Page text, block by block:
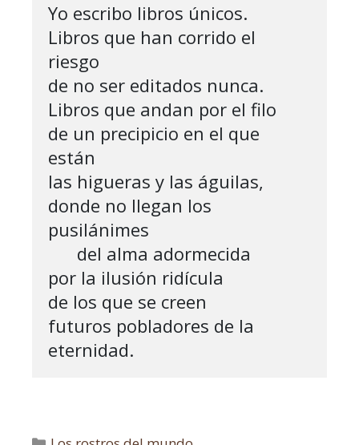
Yo escribo libros únicos.
Libros que han corrido el
riesgo
de no ser editados nunca.
Libros que andan por el filo
de un precipicio en el que
están
las higueras y las águilas,
donde no llegan los
pusilánimes
por la ilusión ridícula
de los que se creen
futuros pobladores de la
eternidad.